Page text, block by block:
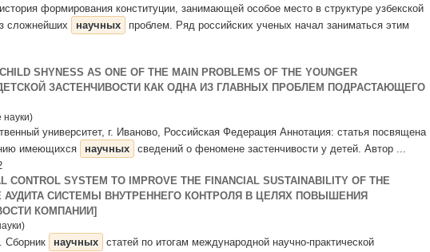
формирования конституции, занимающей особое место в структуре узбекской
сложнейших
научных
проблем. Ряд российских ученых начал заниматься этим
SHYNESS AS ONE OF THE MAIN PROBLEMS OF THE YOUNGER
ДЕТСКОЙ ЗАСТЕНЧИВОСТИ КАК ОДНА ИЗ ГЛАВНЫХ ПРОБЛЕМ ПОДРАСТАЮЩЕГО
науки)
университет, г. Иваново, Российская Федерация Аннотация: статья посвящена
имеющихся
научных
сведений о феномене застенчивости у детей. Автор ...
CONTROL SYSTEM TO IMPROVE THE FINANCIAL SUSTAINABILITY OF THE
АУДИТА СИСТЕМЫ ВНУТРЕННЕГО КОНТРОЛЯ В ЦЕЛЯХ ПОВЫШЕНИЯ
КОМПАНИИ]
Сборник научных
статей по итогам международной научно-практической